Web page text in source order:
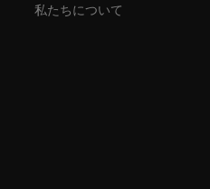
私たちについて